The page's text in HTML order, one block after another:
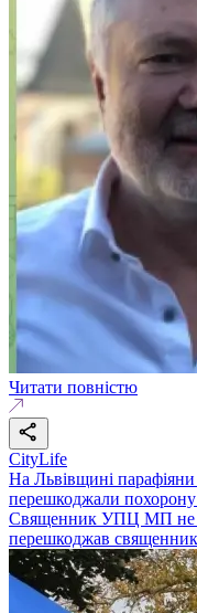
Читати повністю
CityLife
На Львівщині парафіяни
перешкоджали похорону
Священник УПЦ МП не
перешкоджав